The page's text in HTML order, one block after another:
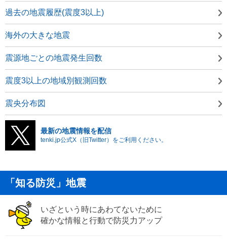
過去の地震履歴(震度3以上)
海外の大きな地震
震源地ごとの地震発生回数
震度3以上の地域別観測回数
震央分布図
最新の地震情報を配信
tenki.jp公式X（旧Twitter）をご利用ください。
「知る防災」地震
いざという時にあわてないために
確かな情報と行動で防災力アップ